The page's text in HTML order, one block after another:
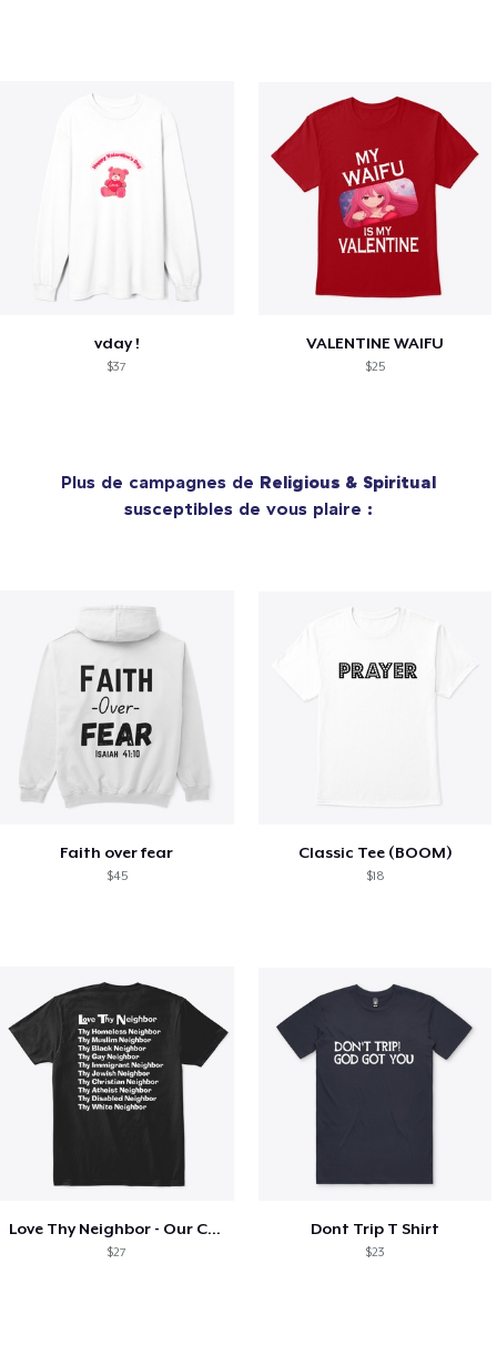
vday !
$37
VALENTINE WAIFU
$25
Plus de campagnes de Religious & Spiritual
susceptibles de vous plaire :
Faith over fear
$45
Classic Tee (BOOM)
$18
Love Thy Neighbor - Our Classic Design
$27
Dont Trip T Shirt
$23